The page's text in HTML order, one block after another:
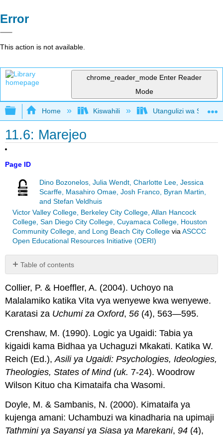
Error
This action is not available.
chrome_reader_mode Enter Reader
Mode
Expand/collapse global hierarchy
Home Kiswahili Utangulizi wa
11.6: Marejeo
Page ID
Dino Bozonelos, Julia Wendt, Charlotte Lee, Jessica
Scarffe, Masahiro Omae, Josh Franco, Byran Martin,
and Stefan Veldhuis
Victor Valley College, Berkeley City College, Allan Hancock
College, San Diego City College, Cuyamaca College, Houston
Community College, and Long Beach City Collegevia ASCCC
Open Educational Resources Initiative (OERI)
Table of contents
No
Collier, P. & Hoeffler, A. (2004). Uchoyo na
Malalamiko katika Vita vya wenyewe kwa wenyewe.
Karatasi za Uchumi za Oxford,56 (4), 563—595.
Crenshaw, M. (1990). Logic ya Ugaidi: Tabia ya
kigaidi kama Bidhaa ya Uchaguzi Mkakati. Katika W.
Reich (Ed.),Asili ya Ugaidi: Psychologies, Ideologies,
Theologies, States of Mind (uk. 7-24). Woodrow
Wilson Kituo cha Kimataifa cha Wasomi.
Doyle, M. & Sambanis, N. (2000). Kimataifa ya
kujenga amani: Uchambuzi wa kinadharia na upimaji
Tathmini ya Sayansi ya Siasa ya Marekani,94 (4),